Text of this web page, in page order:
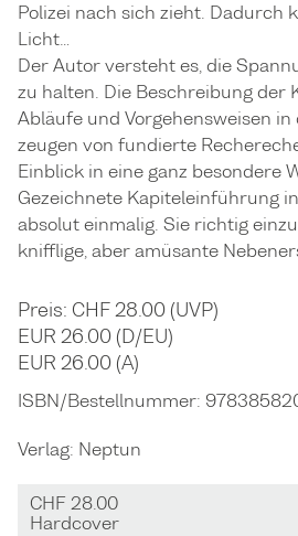
Polizei nach sich zieht. Dadurch
Licht…
Der Autor versteht es, die
zu halten. Die Beschreibung der
Abläufe und Vorgehensweisen
zeugen von fundierte
Einblick in eine ganz besondere
Gezeichnete Kapiteleinführung
absolut einmalig. Sie richtig
knifflige, aber amüsante
Preis: CHF 28.00 (UVP)
EUR 26.00 (D/EU)
EUR 26.00 (A)
ISBN/Bestellnummer:
Verlag: Neptun
CHF 28.00
Hardcover